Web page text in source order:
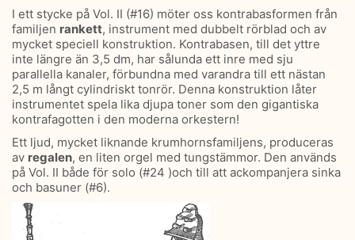
I ett stycke på Vol. II (#16) möter oss kontrabasformen från
familjen rankett, instrument med dubbelt rörblad och av
mycket speciell konstruktion. Kontrabasen, till det yttre
inte längre än 3,5 dm, har sålunda ett inre med sju
parallella kanaler, förbundna med varandra till ett nästan
2,5 m långt cylindriskt tonrör. Denna konstruktion låter
instrumentet spela lika djupa toner som den gigantiska
kontrafagotten i den moderna orkestern!
Ett ljud, mycket liknande krumhornsfamiljens, produceras
av regalen, en liten orgel med tungstämmor. Den används
på Vol. II både för solo (#24 )och till att ackompanjera sinka
och basuner (#6).